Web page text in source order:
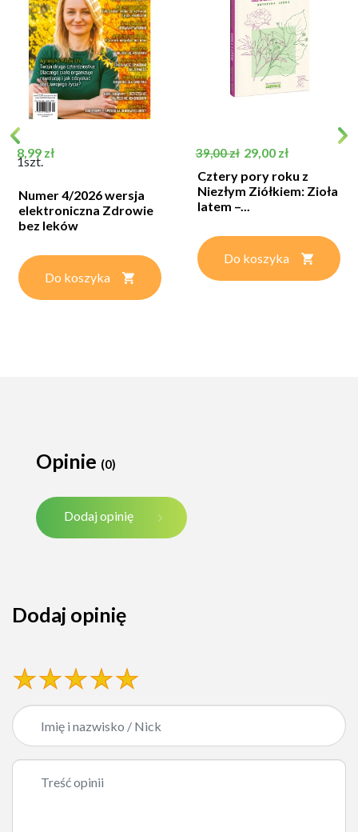
Cena
8,99 zł
1szt.
Numer 4/2026 wersja
elektroniczna Zdrowie
bez leków
Do koszyka
Cena podstawowa
39,00 zł Cena
29,00 zł
Cztery pory roku z
Niezłym Ziółkiem: Zioła
latem –...
Do koszyka
Opinie (0)
Dodaj opinię
Dodaj opinię